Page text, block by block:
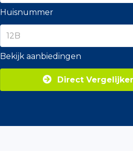
Huisnummer
Bekijk aanbiedingen
Direct